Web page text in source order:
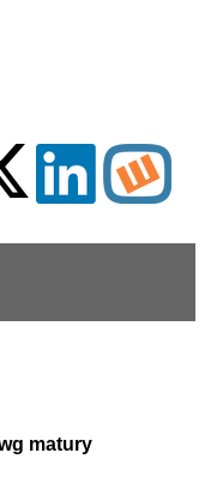
matury